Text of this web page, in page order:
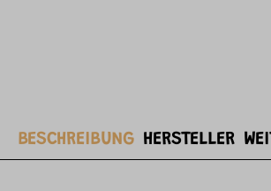
BESCHREIBUNG HERSTELLER